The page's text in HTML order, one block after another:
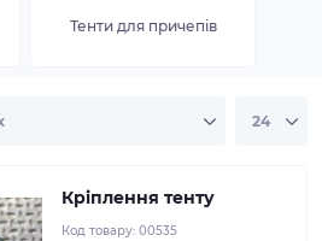
Тенти для причепів
Кріплення тенту
Код товару: 00535